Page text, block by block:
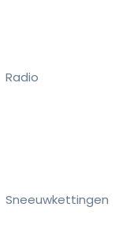
Radio
Sneeuwkettingen